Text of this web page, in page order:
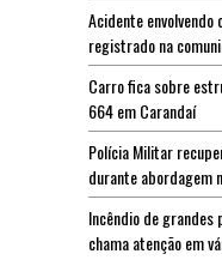
Acidente
registrado na
Carro fica sobre
664 em Carandaí
Polícia Militar
durante abordagem
Incêndio de
chama atenção em